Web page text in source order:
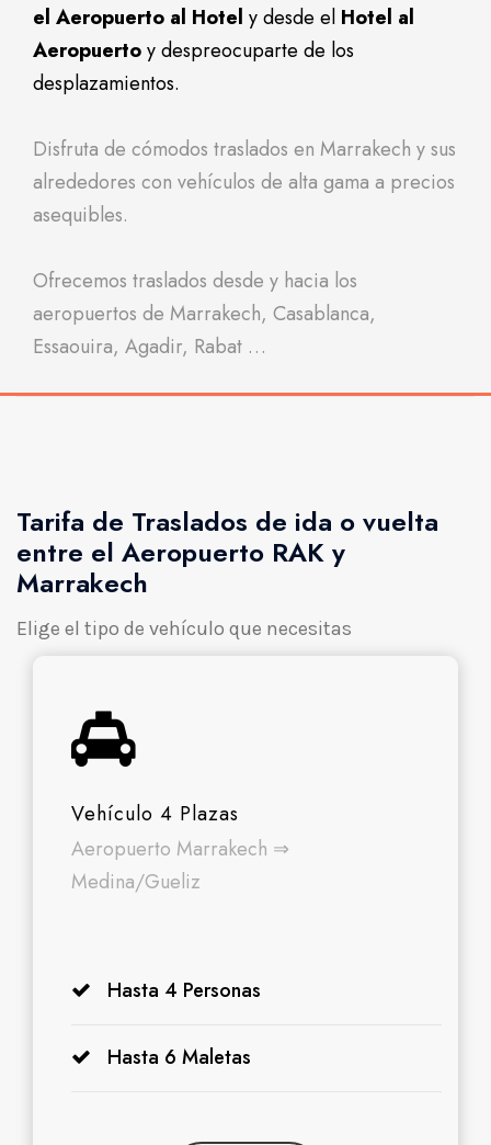
el Aeropuerto al Hotel y desde el Hotel al
Aeropuertoy despreocuparte de los
desplazamientos.
Disfruta de cómodos traslados en Marrakech y sus
alrededores con vehículos de alta gama a precios
asequibles.
Ofrecemos traslados desde y hacia los
aeropuertos de Marrakech, Casablanca,
Essaouira, Agadir, Rabat …
Tarifa de Traslados de ida o vuelta
entre el Aeropuerto RAK y
Marrakech
Elige el tipo de vehículo que necesitas
Vehículo 4 Plazas
Aeropuerto Marrakech ⇒
Medina/Gueliz
Hasta 4 Personas
Hasta 6 Maletas